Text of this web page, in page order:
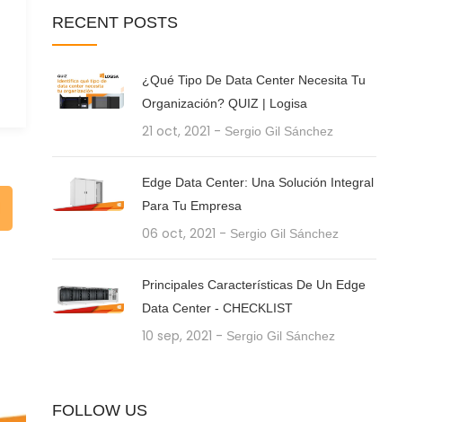
RECENT POSTS
¿Qué Tipo De Data Center Necesita Tu
Organización? QUIZ | Logisa
21 oct, 2021 - Sergio Gil Sánchez
Edge Data Center: Una Solución Integral
Para Tu Empresa
06 oct, 2021 - Sergio Gil Sánchez
Principales Características De Un Edge
Data Center - CHECKLIST
10 sep, 2021 - Sergio Gil Sánchez
FOLLOW US